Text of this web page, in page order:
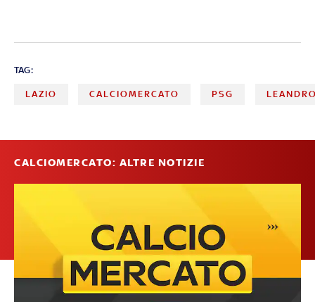
TAG:
LAZIO CALCIOMERCATO PSG
CALCIOMERCATO: ALTRE NOTIZIE